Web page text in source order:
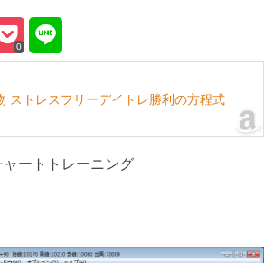
0
ストレスフリーデイトレ勝利の方程式
ートトレーニング